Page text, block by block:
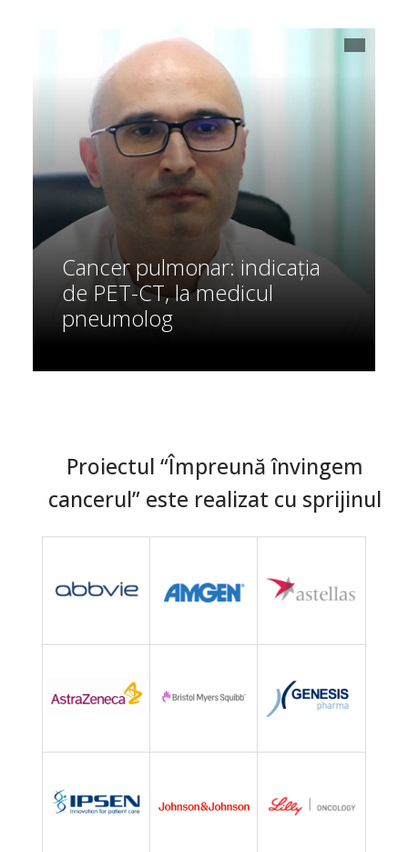
Cancer pulmonar: indicația
de PET-CT, la medicul
pneumolog
Proiectul “Împreună învingem
cancerul” este realizat cu sprijinul